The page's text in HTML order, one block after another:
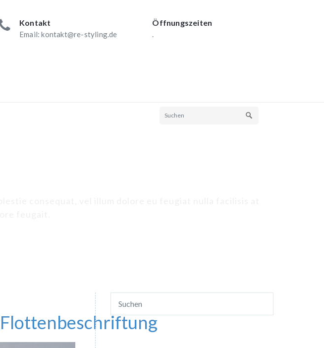
Kontakt
Email: kontakt@re-styling.de
Öffnungszeiten
.
Flottenbeschriftung